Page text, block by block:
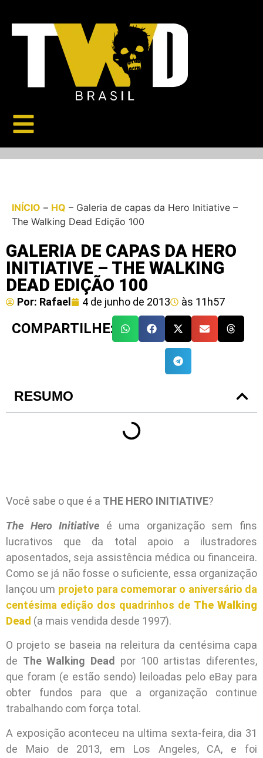
INÍCIO – HQ – Galeria de capas da Hero Initiative –
The Walking Dead Edição 100
GALERIA DE CAPAS DA HERO
INITIATIVE – THE WALKING
DEAD EDIÇÃO 100
Por: Rafael 4 de junho de 2013 às 11h57
COMPARTILHE:
RESUMO
Você sabe o que é a THE HERO INITIATIVE?
The Hero Initiative é uma organização sem fins
lucrativos que da total apoio a ilustradores
aposentados, seja assistência médica ou financeira.
Como se já não fosse o suficiente, essa organização
lançou um projeto para comemorar o aniversário da
centésima edição dos quadrinhos de The Walking
Dead (a mais vendida desde 1997).
O projeto se baseia na releitura da centésima capa
de The Walking Dead
por 100 artistas diferentes,
que foram (e estão sendo) leiloadas pelo eBay para
obter fundos para que a organização continue
trabalhando com força total.
A exposição aconteceu na ultima sexta-feira, dia 31
de Maio de 2013, em Los Angeles, CA, e foi